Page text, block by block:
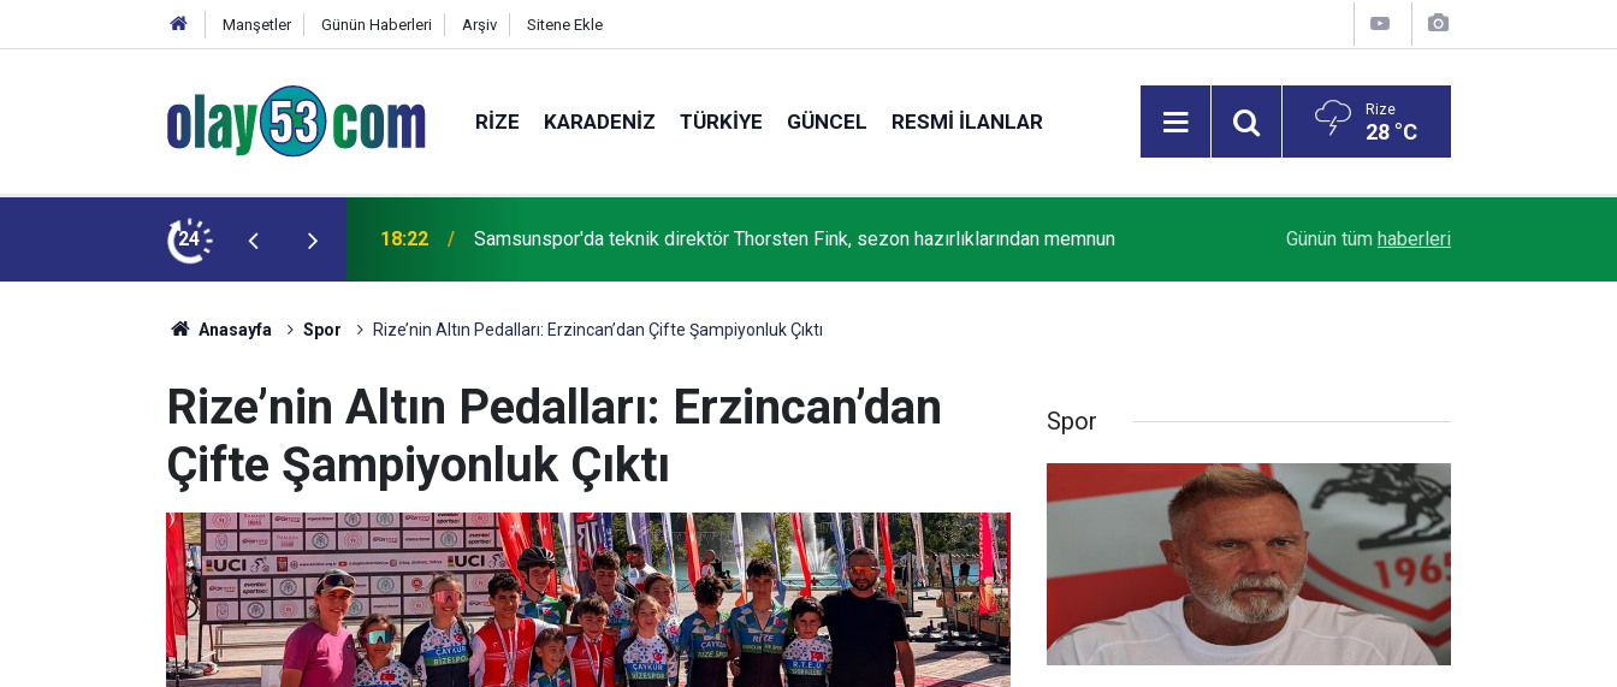
Manşetler Günün Haberleri Arşiv Sitene Ekle
RIZE KARADENIZ TÜRKIYE GÜNCEL RESMI İLANLAR Rize
28 °C
24
Fink, sezon hazırlıklarından memnun 17:59
Camisi inşaatını inceledi
Yeni Parti Fındıklı İlçe Başkanlığı Açıldı
Günün tüm haberleri
Anasayfa Spor Rize’nin Altın Pedalları: Erzincan’dan Çifte Şampiyonluk Çıktı
Rize’nin Altın Pedalları: Erzincan’dan
Çifte Şampiyonluk Çıktı
Spor